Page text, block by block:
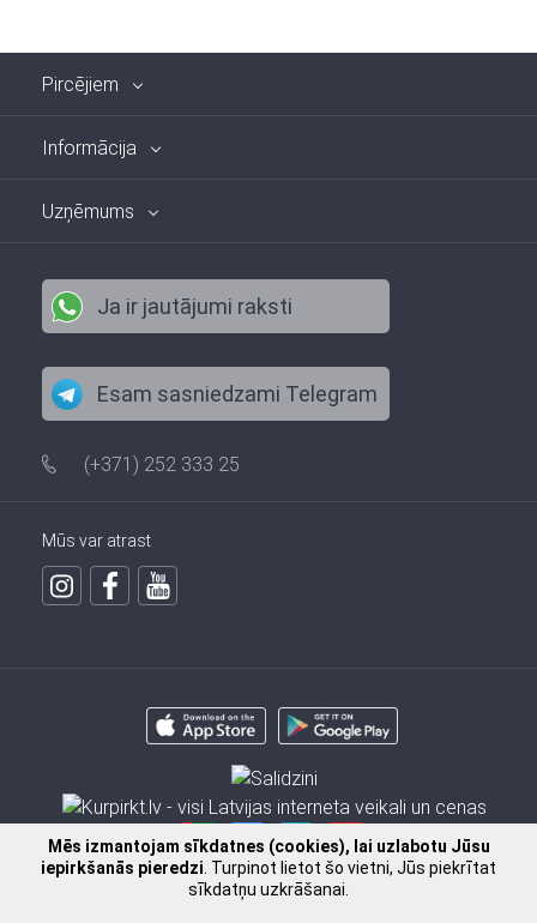
Mēs izmantojam sīkdatnes (cookies), lai uzlabotu Jūsu
iepirkšanās pieredzi . Turpinot lietot šo vietni, Jūs piekrītat
sīkdatņu uzkrāšanai.
Pircējiem
Informācija
Uzņēmums
Ja ir jautājumi raksti
Esam sasniedzami Telegram
(+371) 252 333 25
Mūs var atrast